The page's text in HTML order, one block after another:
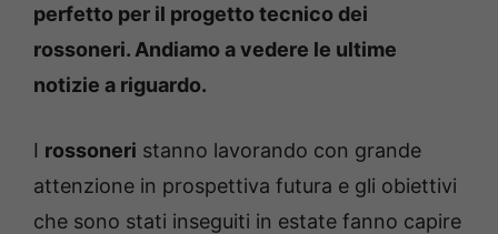
perfetto per il progetto tecnico dei
rossoneri. Andiamo a vedere le ultime
notizie a riguardo.
I rossoneri stanno lavorando con grande
attenzione in prospettiva futura e gli obiettivi
che sono stati inseguiti in estate fanno capire